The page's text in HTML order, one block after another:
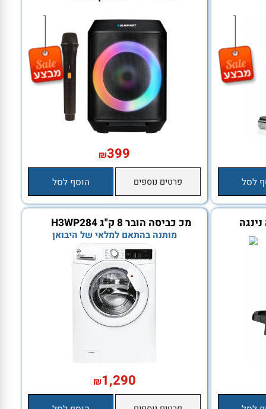
בידורית בלאופונקט 1160
₪399
פרטים נוספים הוסף לסל
מכ כביסה הובר 8 ק"ג H3WP284
מותנה בהתאם למלאי של היבואן